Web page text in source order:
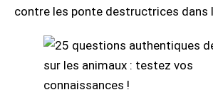
contre les ponte destructrices dans